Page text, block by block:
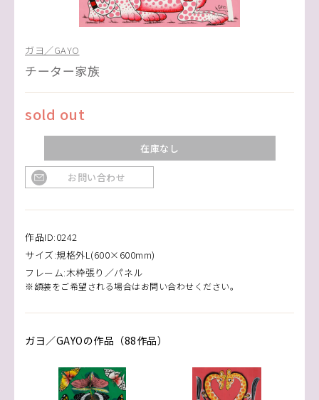
ガヨ／GAYO
チーター家族
sold out
在庫なし
お問い合わせ
作品ID:0242
サイズ:規格外L(600×600mm)
フレーム:木枠張り／パネル
※額装をご希望される場合はお問い合わせください。
ガヨ／GAYOの作品（88作品）